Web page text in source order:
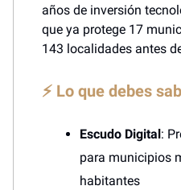
años de inversión
que ya protege 17
143 localidades antes
⚡ Lo que debes
Escudo Digital :
para municipios
habitantes